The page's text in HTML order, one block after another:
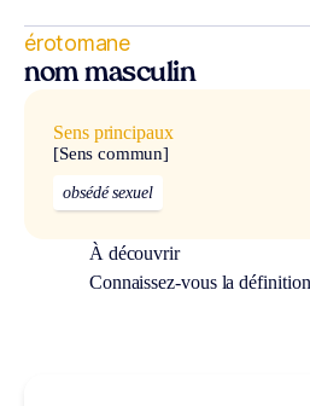
érotomane
nom masculin
Sens principaux
[Sens commun]
obsédé sexuel
À découvrir
Connaissez-vous la